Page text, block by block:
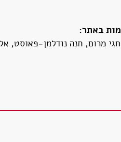
באתר:
מרום, חנה נודלמן-פאוסט,